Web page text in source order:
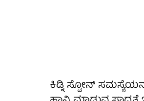
ಕಿಡ್ನಿ ಸ್ಟೋನ್